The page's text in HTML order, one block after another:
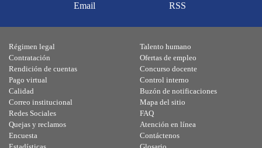
Email RSS
Régimen legal
Contratación
Rendición de cuentas
Pago virtual
Calidad
Talento humano
Ofertas de empleo
Concurso docente
Control interno
Buzón de notificaciones
Correo institucional
Redes Sociales
Quejas y reclamos
Encuesta
Mapa del sitio
FAQ
Atención en línea
Contáctenos